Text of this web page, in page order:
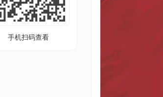
手机扫码查看